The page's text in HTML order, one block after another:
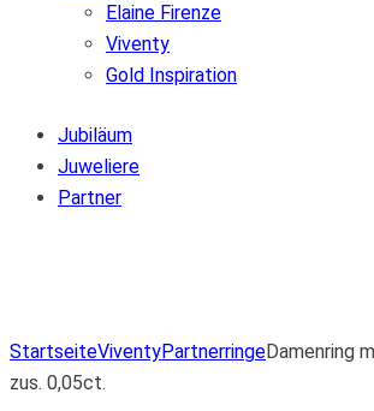
Elaine Firenze
Viventy
Gold Inspiration
Jubiläum
Juweliere
Partner
StartseiteViventyPartnerringeDamenring
zus. 0,05ct.